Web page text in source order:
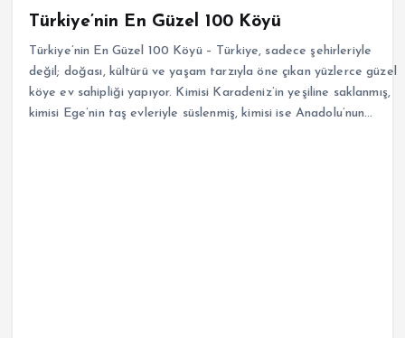
Türkiye’nin En Güzel 100 Köyü
Türkiye’nin En Güzel 100 Köyü – Türkiye, sadece şehirleriyle
değil; doğası, kültürü ve yaşam tarzıyla öne çıkan yüzlerce güzel
köye ev sahipliği yapıyor. Kimisi Karadeniz’in yeşiline saklanmış,
kimisi Ege’nin taş evleriyle süslenmiş, kimisi ise Anadolu’nun…